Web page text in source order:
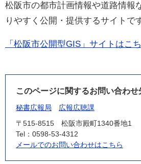
松阪市の都市計画情報や道路情報
りやすく公開・提供するサイトで
「松阪市公開型GIS」サイトはこ
このページに関するお問い合わせ
秘書広報局
広報広聴課
〒515-8515
松阪市殿町1340番地1
Tel：0598-53-4312
メールでのお問い合わせはこちら